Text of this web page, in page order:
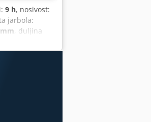
9 h, nosivost:
jarbola:
, duljina
- 4.999 kg
stanje: novo
Stražnje
stanje:
za zaštitu
ogledalo,